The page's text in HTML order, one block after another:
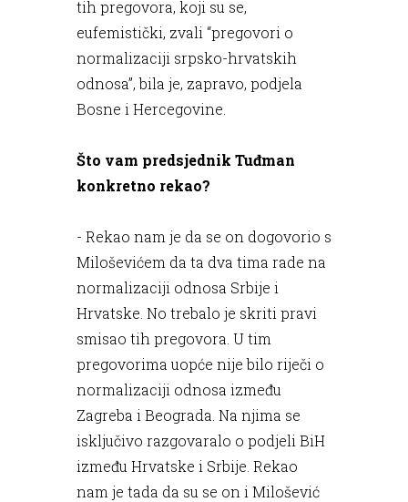
tih pregovora, koji su se,
eufemistički, zvali “pregovori o
normalizaciji srpsko-hrvatskih
odnosa”, bila je, zapravo, podjela
Bosne i Hercegovine.
Što vam predsjednik Tuđman
konkretno rekao?
- Rekao nam je da se on dogovorio s
Miloševićem da ta dva tima rade na
normalizaciji odnosa Srbije i
Hrvatske. No trebalo je skriti pravi
smisao tih pregovora. U tim
pregovorima uopće nije bilo riječi o
normalizaciji odnosa između
Zagreba i Beograda. Na njima se
isključivo razgovaralo o podjeli BiH
između Hrvatske i Srbije. Rekao
nam je tada da su se on i Milošević